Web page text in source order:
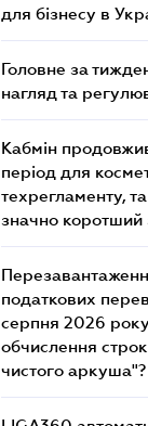
для бізнесу в
Головне за
нагляд та
Кабмін
період для
техрегламенту,
значно коротший
податкових
серпня 2026
обчислення
чистого аркуша"?